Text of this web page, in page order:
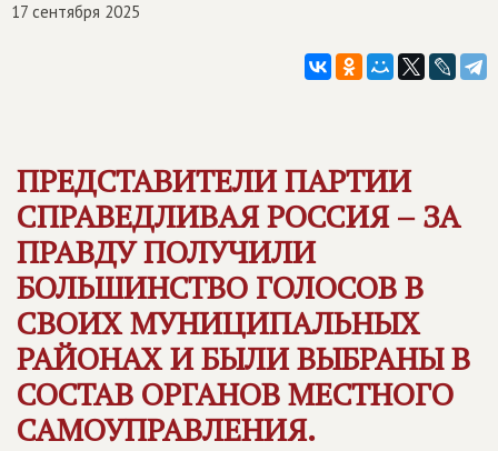
17 сентября 2025
ПРЕДСТАВИТЕЛИ ПАРТИИ
СПРАВЕДЛИВАЯ РОССИЯ – ЗА
ПРАВДУПОЛУЧИЛИ
БОЛЬШИНСТВО ГОЛОСОВ В
СВОИХ МУНИЦИПАЛЬНЫХ
РАЙОНАХ И БЫЛИ ВЫБРАНЫ В
СОСТАВ ОРГАНОВ МЕСТНОГО
САМОУПРАВЛЕНИЯ.